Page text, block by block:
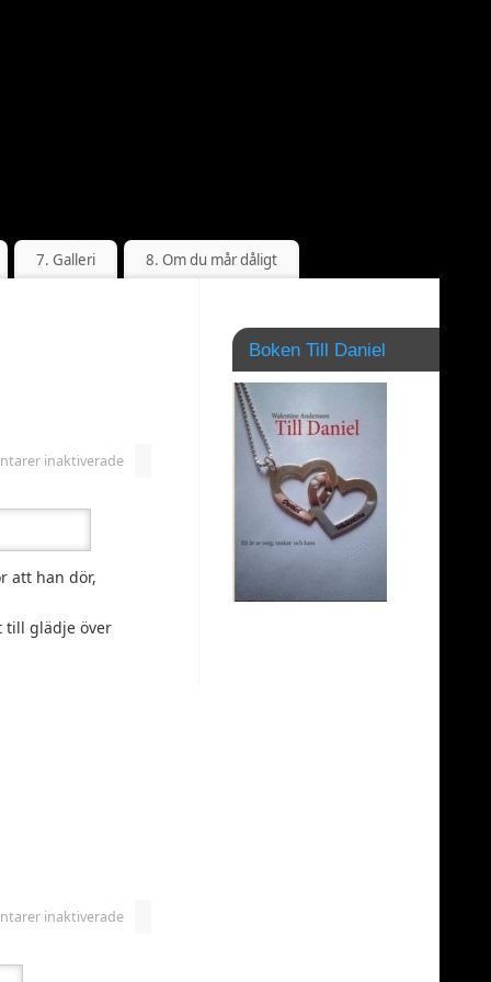
7. Galleri 8. Om du mår dåligt
inaktiverade
att han dör,
till glädje över
inaktiverade
Boken Till Daniel